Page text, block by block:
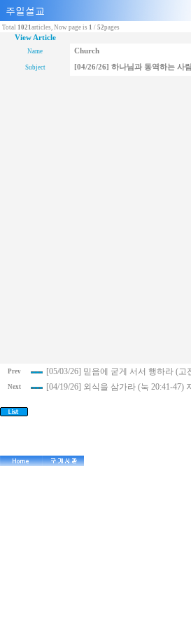
Total 1021articles, Now page is 1 / 52pages
View Article
Name Church
Subject [04/26/26] 하나님과 동역하는 사
Prev [05/03/26] 믿음에 굳게 서서 행하라 (고
Next [04/19/26] 외식을 삼가라 (눅 20:41-47)